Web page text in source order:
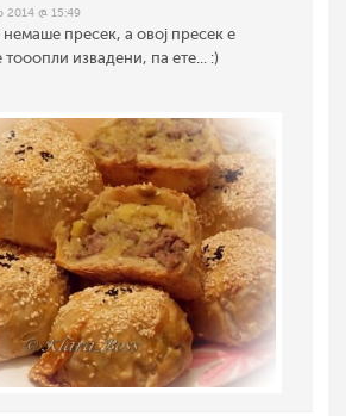
2014 @ 15:49
пресек, а овој пресек е
тооопли извадени, па ете... :)